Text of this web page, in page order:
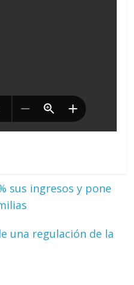
sus ingresos y pone
una regulación de la